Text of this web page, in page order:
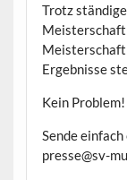
Trotz
Meisterschaft
Meisterschaft
Ergebnisse
Kein Problem!
Sende
presse@sv-